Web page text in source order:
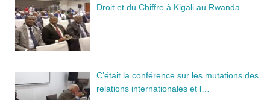
Droit et du Chiffre à Kigali au Rwanda…
C’était la conférence sur les mutations des
relations internationales et l…